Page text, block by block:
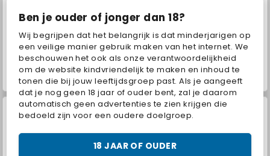
Ben je ouder of jonger dan 18?
Wij begrijpen dat het belangrijk is dat minderjarigen op
een veilige manier gebruik maken van het internet. We
beschouwen het ook als onze verantwoordelijkheid
om de website kindvriendelijk te maken en inhoud te
tonen die bij jouw leeftijdsgroep past. Als je aangeeft
dat je nog geen 18 jaar of ouder bent, zal je daarom
automatisch geen advertenties te zien krijgen die
bedoeld zijn voor een oudere doelgroep.
18 JAAR OF OUDER
Car Parking City Duel Farm Merge Valley